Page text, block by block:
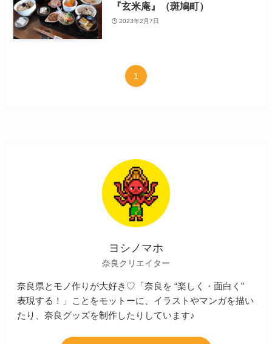
『玄米庵』（斑鳩町）
2023年2月7日
1
ヨシノマホ
奈良クリエイター
奈良県とモノ作りが大好き♡「奈良を “楽しく・面白く”
表現する！」ことをモットーに、イラストやマンガを描い
たり、奈良グッズを制作したりしています♪